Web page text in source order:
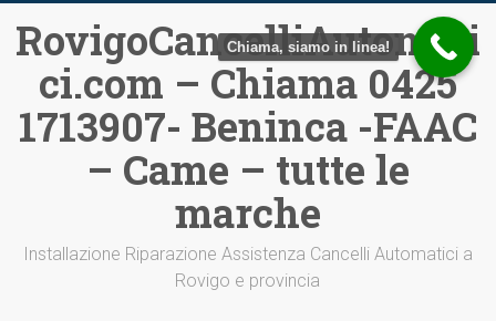
contenuto
RovigoCancelliAutomati
ci.com – Chiama 0425
1713907- Beninca -FAAC
– Came – tutte le
marche
Installazione Riparazione Assistenza Cancelli Automatici a
Rovigo e provincia
Chiama, siamo in linea!